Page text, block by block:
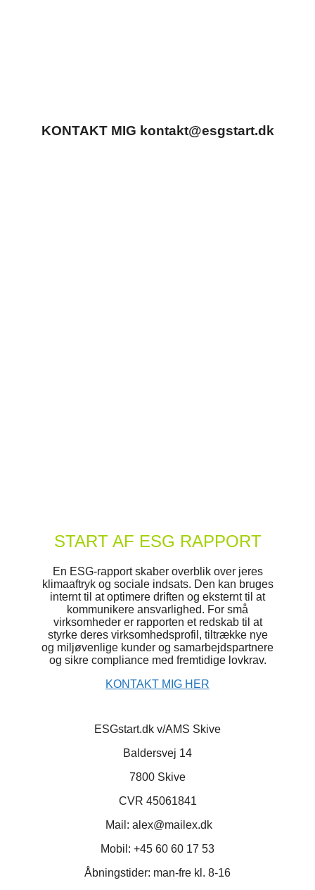
KONTAKT MIG kontakt@esgstart.dk
START AF ESG RAPPORT
En ESG-rapport skaber overblik over jeres
klimaaftryk og sociale indsats. Den kan bruges
internt til at optimere driften og eksternt til at
kommunikere ansvarlighed. For små
virksomheder er rapporten et redskab til at
styrke deres virksomhedsprofil, tiltrække nye
og miljøvenlige kunder og samarbejdspartnere
og sikre compliance med fremtidige lovkrav.
KONTAKT MIG HER
ESGstart.dk v/AMS Skive
Baldersvej 14
7800 Skive
CVR 45061841
Mail: alex@mailex.dk
Mobil: +45 60 60 17 53
Åbningstider: man-fre kl. 8-16